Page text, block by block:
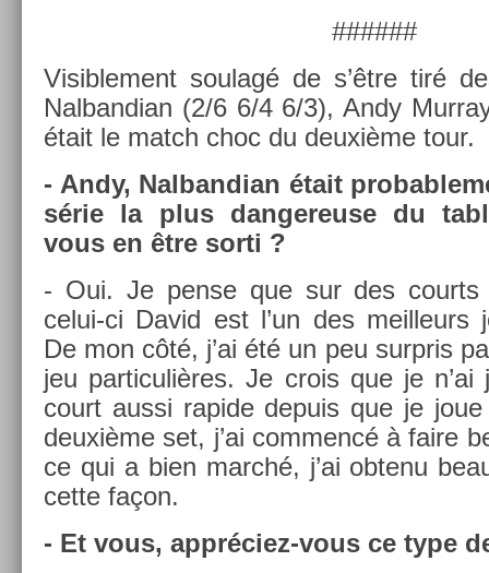
######
Visib­le­ment soulagé de s’être tiré
Nal­bandian (2/6 6/4 6/3), Andy
était le match choc du deuxième tour.
- Andy, Nal­bandian était
série la plus dan­gereuse du
vous en être sorti ?
- Oui. Je pense que sur des co­urts
celui-ci David est l’un des meil­leurs
De mon côté, j’ai été un peu sur­pris
jeu par­ticuliè­res. Je crois que je
court aussi rapide de­puis que je
deuxième set, j’ai com­mencé à faire
ce qui a bien marché, j’ai ob­tenu
cette façon.
- Et vous, appréciez-vous ce type